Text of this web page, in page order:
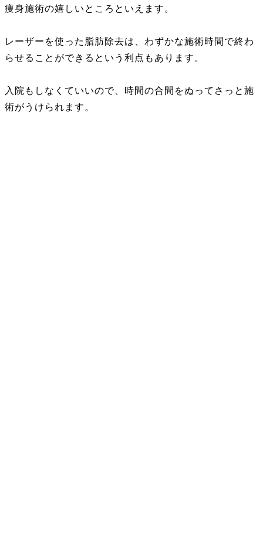
痩身施術の嬉しいところといえます。
レーザーを使った脂肪除去は、わずかな施術時間で終わ
らせることができるという利点もあります。
入院もしなくていいので、時間の合間をぬってさっと施
術がうけられます。